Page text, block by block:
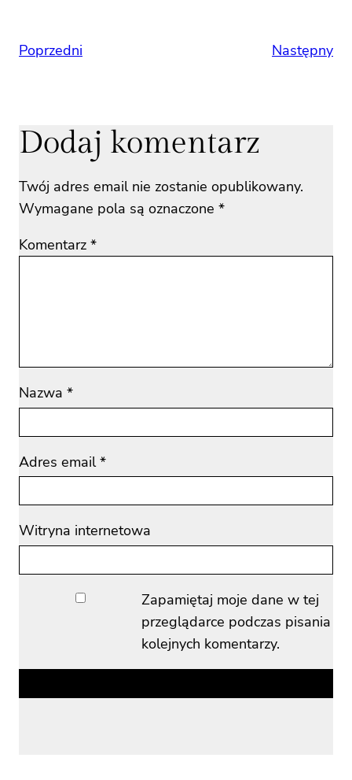
Poprzedni Następny
Dodaj komentarz
Twój adres email nie zostanie opublikowany.
Wymagane pola są oznaczone *
Komentarz *
Nazwa *
Adres email*
Witryna internetowa
Zapamiętaj moje dane w tej
przeglądarce podczas pisania
kolejnych komentarzy.